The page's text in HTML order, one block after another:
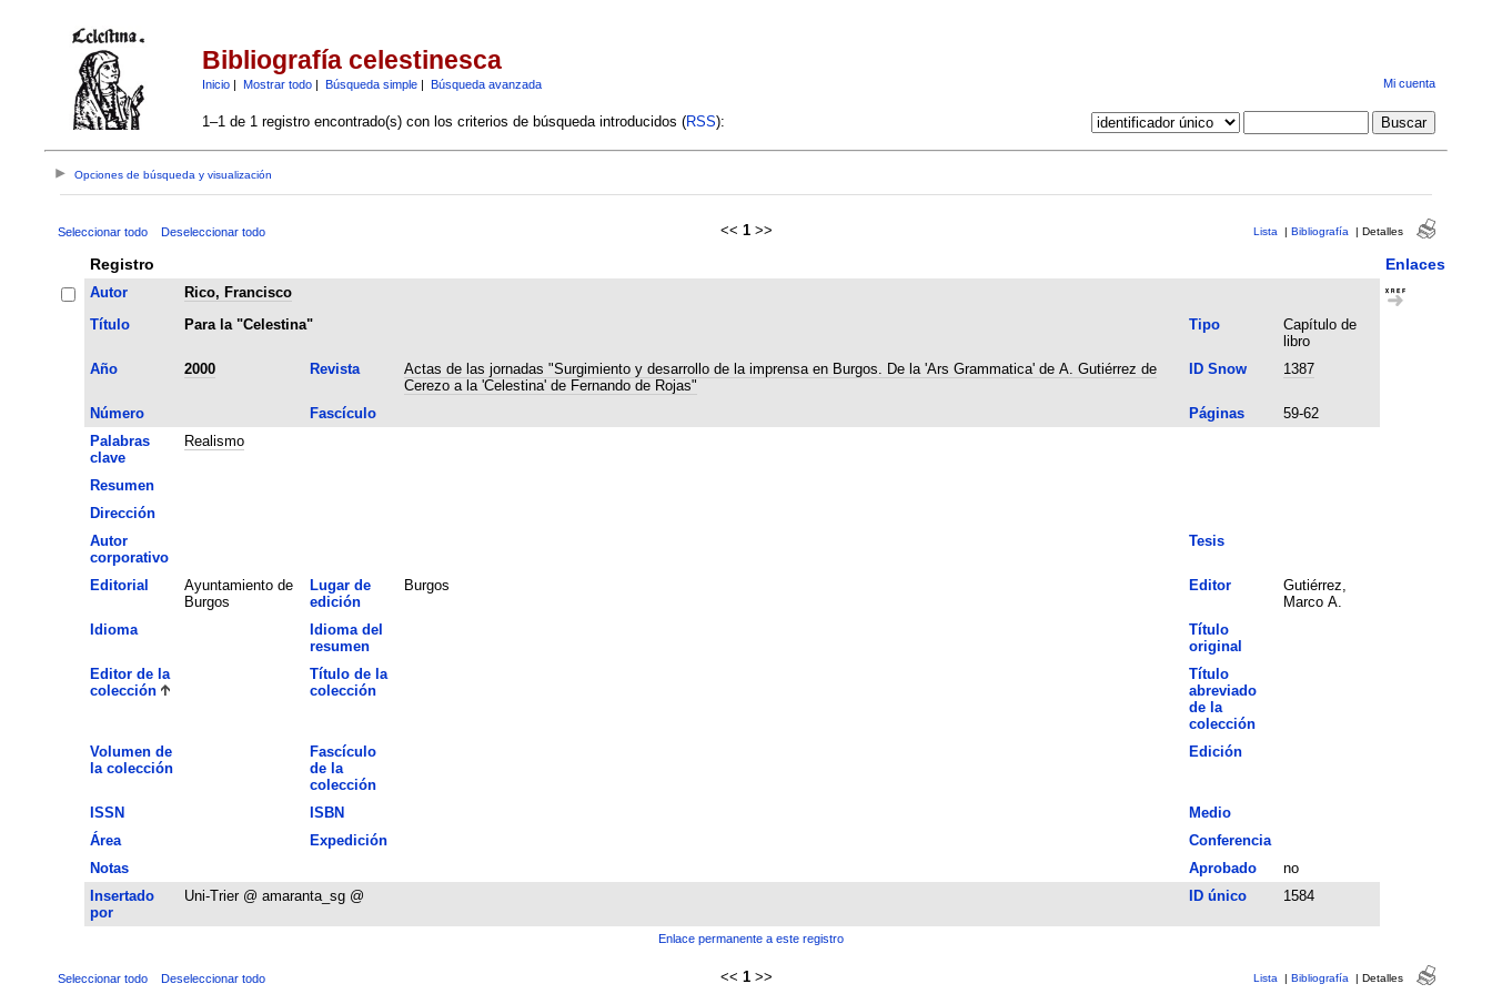
Bibliografía celestinesca
Inicio| Mostrar todo| Búsqueda simple| Búsqueda avanzada Mi cuenta
1–1 de 1 registro encontrado(s) con los criterios de búsqueda introducidos (RSS):
Opciones de búsqueda y visualización
Seleccionar todo Deseleccionar todo << 1 >> Lista | Bibliografía | Detalles
Registro Enlaces
Autor
Rico, Francisco
Título
Para la "Celestina" Tipo
Capítulo de
libro
Año
2000 Revista
Actas de las jornadas "Surgimiento y desarrollo de la imprensa en Burgos. De la 'Ars Grammatica' de A. Gutiérrez de
Cerezo a la 'Celestina' de Fernando de Rojas"
ID Snow 1387
Número Fascículo Páginas
59-62
Palabras
clave
Realismo
Resumen
Dirección
Autor
corporativo
Tesis
Editorial
Ayuntamiento de
Burgos
Lugar de
edición
Burgos Editor
Gutiérrez,
Marco A.
Idioma
Idioma del
resumen
Título
original
Editor de la
colección
Título de la
colección
Título
abreviado
de la
colección
Volumen de
la colección
Fascículo
de la
colección
Edición
ISSN ISBN
Medio
Área
Expedición
Conferencia
Notas
Aprobado
no
Insertado
por
Uni-Trier @ amaranta_sg @ ID único 1584
Enlace permanente a este registro
Seleccionar todo Deseleccionar todo << 1 >> Lista | Bibliografía | Detalles